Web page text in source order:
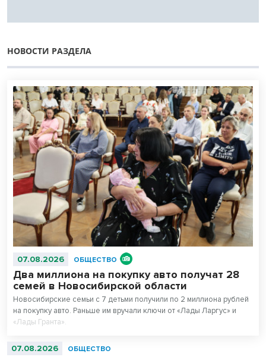
НОВОСТИ РАЗДЕЛА
07.08.2026 ОБЩЕСТВО
Два миллиона на покупку авто получат 28
семей в Новосибирской области
Новосибирские семьи с 7 детьми получили по 2 миллиона рублей
на покупку авто. Раньше им вручали ключи от «Лады Ларгус» и
«Лады Гранта».
07.08.2026 ОБЩЕСТВО